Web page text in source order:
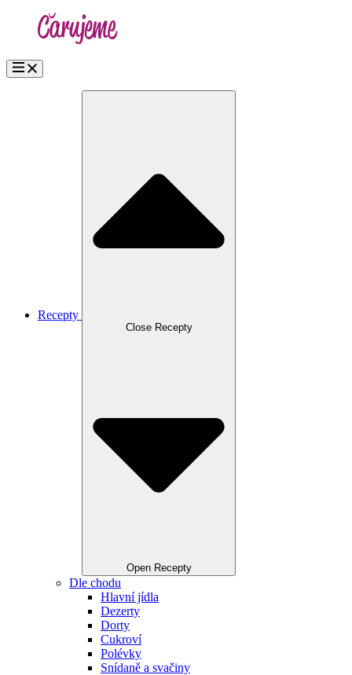
Recepty
Close Recepty
Open Recepty
Dle chodu
Hlavní jídla
Dezerty
Dorty
Cukroví
Polévky
Snídaně a svačiny